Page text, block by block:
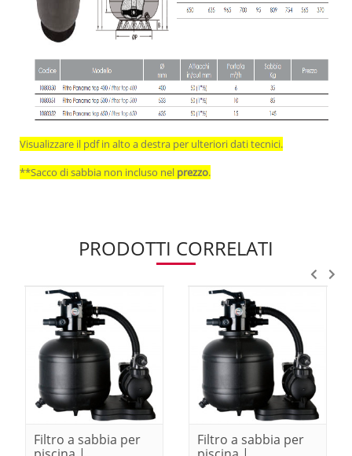
Visualizzare il pdf in alto a destra per ulteriori dati tecnici.
**Sacco di sabbia non incluso nel prezzo.
PRODOTTI CORRELATI
Filtro a sabbia per
Filtro a sabbia per